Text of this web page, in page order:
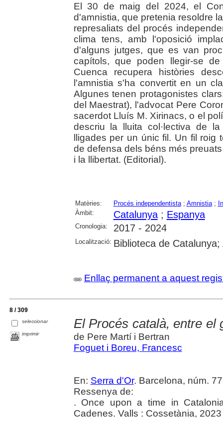
El 30 de maig del 2024, el
d'amnistia, que pretenia resoldre
represaliats del procés
clima tens, amb l'oposició
d'alguns jutges, que es van
capítols, que poden llegir-se
Cuenca recupera històries
l'amnistia s'ha convertit en un
Algunes tenen protagonistes
del Maestrat), l'advocat Pere
sacerdot Lluís M. Xirinacs, o el
descriu la lluita col·lectiva de
lligades per un únic fil. Un fil roig
de defensa dels béns més
i la llibertat. (Editorial).
Matèries: Procés independentista; Amnistia;
Àmbit:
Catalunya; Espanya
Cronologia: 2017 - 2024
Localització: Biblioteca de
Enllaç permanent a aquest
8 / 309
seleccionar
imprimir
El Procés català, entre el
de Pere Martí i Bertran
Foguet i Boreu, Francesc
En: Serra d'Or. Barcelona, núm.
Ressenya de:
. Once upon a time in
Cadenes. Valls : Cossetània, 2023